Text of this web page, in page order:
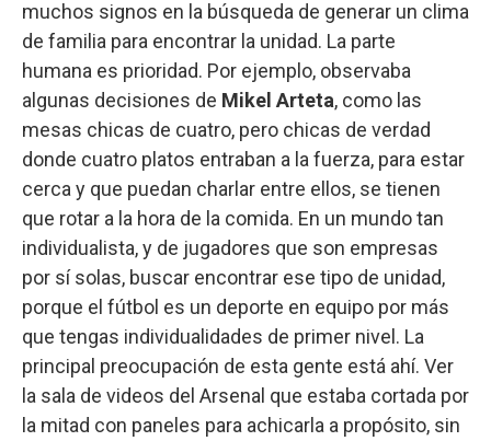
muchos signos en la búsqueda de generar un clima
de familia para encontrar la unidad. La parte
humana es prioridad. Por ejemplo, observaba
algunas decisiones de Mikel Arteta, como las
mesas chicas de cuatro, pero chicas de verdad
donde cuatro platos entraban a la fuerza, para estar
cerca y que puedan charlar entre ellos, se tienen
que rotar a la hora de la comida. En un mundo tan
individualista, y de jugadores que son empresas
por sí solas, buscar encontrar ese tipo de unidad,
porque el fútbol es un deporte en equipo por más
que tengas individualidades de primer nivel. La
principal preocupación de esta gente está ahí. Ver
la sala de videos del Arsenal que estaba cortada por
la mitad con paneles para achicarla a propósito, sin